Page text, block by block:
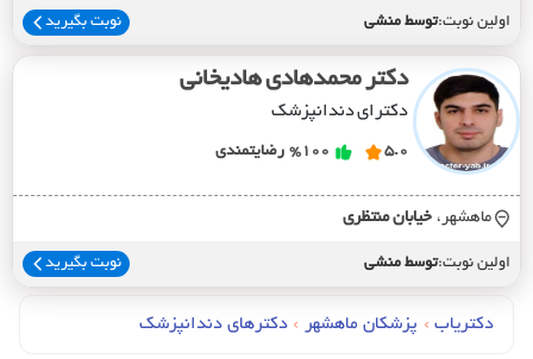
اولین نوبت:توسط منشی نوبت بگیرید
دکتر محمدهادی هادیخانی
دکترای دندانپزشک
5.0
%100 رضایتمندی
ماهشهر، خيابان منتظري
اولین نوبت:توسط منشی نوبت بگیرید
دکتریاب › پزشکان ماهشهر › دکترهای دندانپزشک